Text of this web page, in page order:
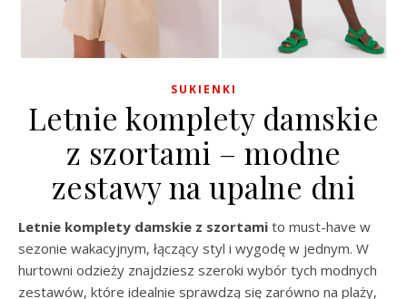
SUKIENKI
Letnie komplety damskie
z szortami – modne
zestawy na upalne dni
Letnie komplety damskie z szortami to must-have w
sezonie wakacyjnym, łączący styl i wygodę w jednym. W
hurtowni odzieży znajdziesz szeroki wybór tych modnych
zestawów, które idealnie sprawdzą się zarówno na plaży,